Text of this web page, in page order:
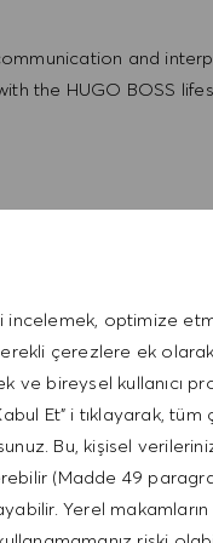
incelemek, optimize
çerezlere ek
ve bireysel kullanıcı
Et" i tıklayarak,
Bu, kişisel
(Madde 49
Yerel
and
the HUGO BOSS
of the world
We are committed